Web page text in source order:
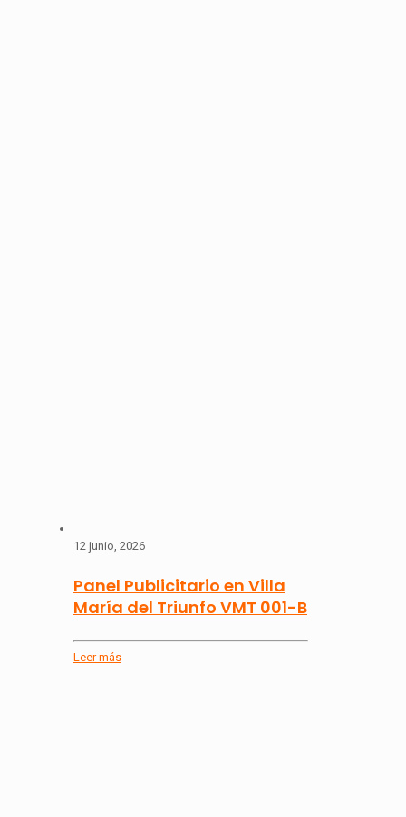
12 junio, 2026
Panel Publicitario en Villa
María del Triunfo VMT 001-B
Leer más